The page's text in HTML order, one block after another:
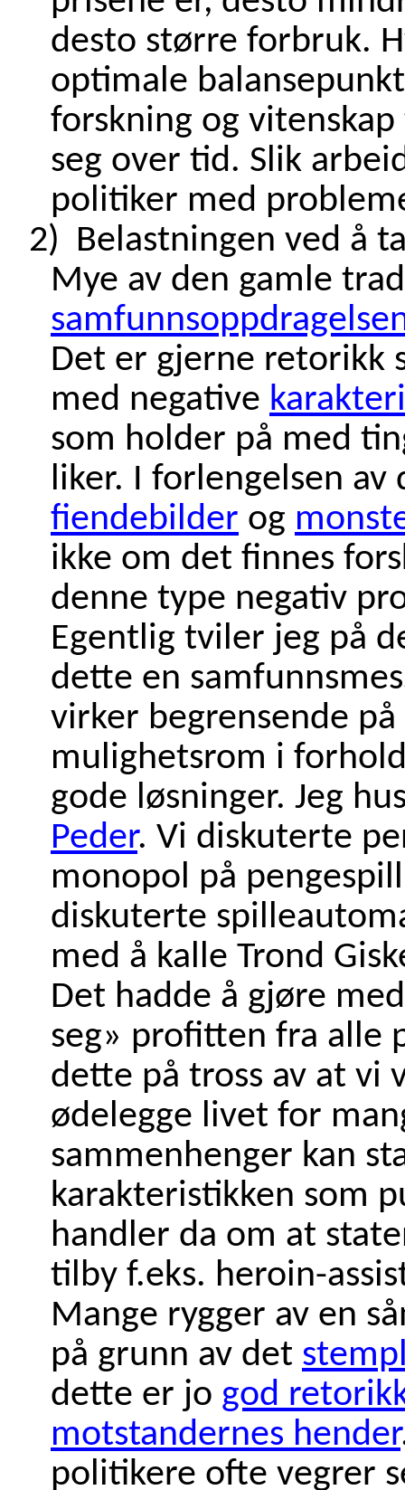
desto større forbruk.
optimale
forskning og
seg over tid. Slik
politiker med
2) Belastningen ved å
Mye av den gamle
Det er gjerne retorikk
med negative
som holder på med
liker. I forlengelsen
fiendebilder og
ikke om det finnes
denne type negativ
Egentlig tviler jeg på
dette en
virker begrensende
mulighetsrom i
gode løsninger. Jeg
Peder. Vi diskuterte
monopol på
diskuterte
med å kalle Trond
Det hadde å gjøre
seg» profitten fra alle
dette på tross av at vi
ødelegge livet for
sammenhenger kan
karakteristikken som
handler da om at
tilby f.eks. heroin-
Mange rygger av en
på grunn av det
dette er jo god
motstandernes hender
politikere ofte vegrer